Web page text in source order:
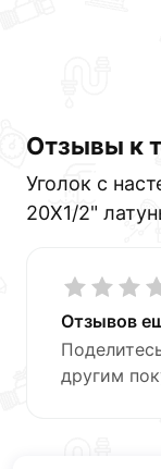
Отзывы к
Уголок с
20X1/2"
Отзывов
другим